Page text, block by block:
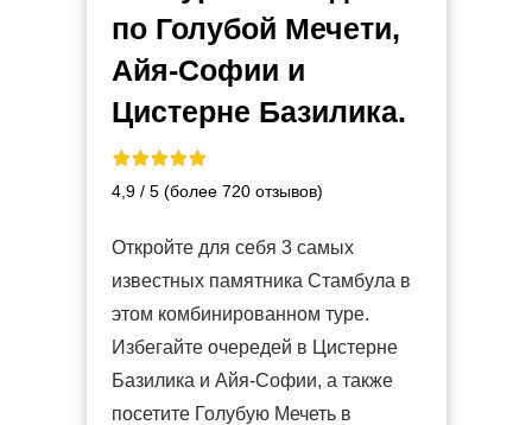
по Голубой Мечети,
Айя-Софии и
Цистерне Базилика.
4,9 / 5 (более 720 отзывов)
Откройте для себя 3 самых
известных памятника Стамбула в
этом комбинированном туре.
Избегайте очередей в Цистерне
Базилика и Айя-Софии, а также
посетите Голубую Мечеть в